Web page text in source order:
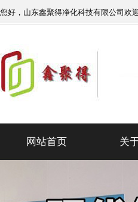
您好，山东鑫聚得净化科技有限公司欢
网站首页 关